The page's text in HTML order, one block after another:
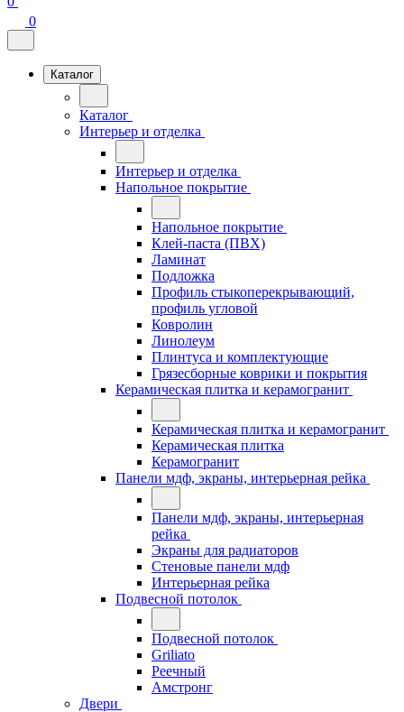
0
Каталог
Каталог
Интерьер и отделка
Интерьер и отделка
Напольное покрытие
Напольное покрытие
Клей-паста (ПВХ)
Ламинат
Подложка
Профиль стыкоперекрывающий,
профиль угловой
Ковролин
Линолеум
Плинтуса и комплектующие
Грязесборные коврики и покрытия
Керамическая плитка и керамогранит
Керамическая плитка и керамогранит
Керамическая плитка
Керамогранит
Панели мдф, экраны, интерьерная рейка
Панели мдф, экраны, интерьерная
рейка
Экраны для радиаторов
Стеновые панели мдф
Интерьерная рейка
Подвесной потолок
Подвесной потолок
Griliato
Реечный
Амстронг
Двери